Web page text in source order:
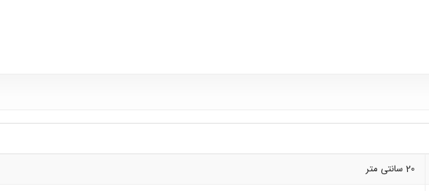
20 سانتی متر